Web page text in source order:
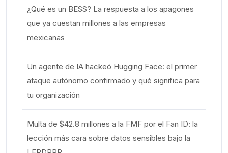
¿Qué es un BESS? La respuesta a los apagones
que ya cuestan millones a las empresas
mexicanas
Un agente de IA hackeó Hugging Face: el primer
ataque autónomo confirmado y qué significa para
tu organización
Multa de $42.8 millones a la FMF por el Fan ID: la
lección más cara sobre datos sensibles bajo la